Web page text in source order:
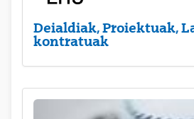
Deialdiak, Proiektuak,
kontratuak